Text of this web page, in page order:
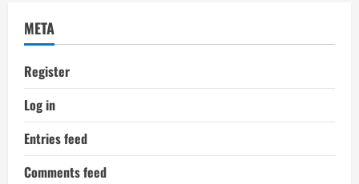
META
Register
Log in
Entries feed
Comments feed